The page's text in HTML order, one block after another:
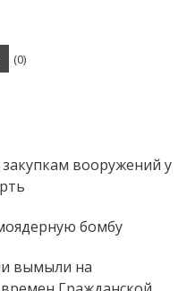
(0)
вооружений у
бомбу
вымыли на